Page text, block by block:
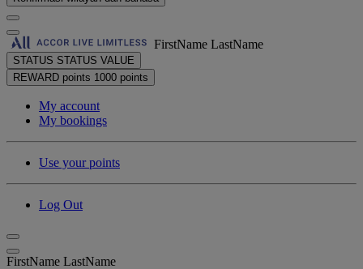
FirstName LastName
STATUS STATUS VALUE
REWARD points 1000 points
My account
My bookings
Use your points
Log Out
FirstName LastName